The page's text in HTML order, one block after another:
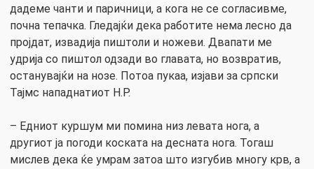
дадеме чанти и паричници, а кога не се согласивме,
почна тепачка. Гледајќи дека работите нема лесно да
пројдат, извадија пиштоли и ножеви. Двапати ме
удрија со пиштол одзади во главата, но возвратив,
останувајќи на нозе. Потоа пукаа, изјави за српски
Тајмс нападнатиот Н.Р.
– Едниот куршум ми помина низ левата нога, а
другиот ја погоди коската на десната нога. Тогаш
мислев дека ќе умрам затоа што изгубив многу крв, а